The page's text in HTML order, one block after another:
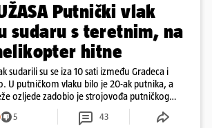
Putnički vlak
sudaru s teretnim, na
hitne
sudarili su se iza 10 sati između Gradeca i
U putničkom vlaku bilo je 20-ak putnika, a
ozljede zadobio je strojovođa putničkog
sudara
5 43